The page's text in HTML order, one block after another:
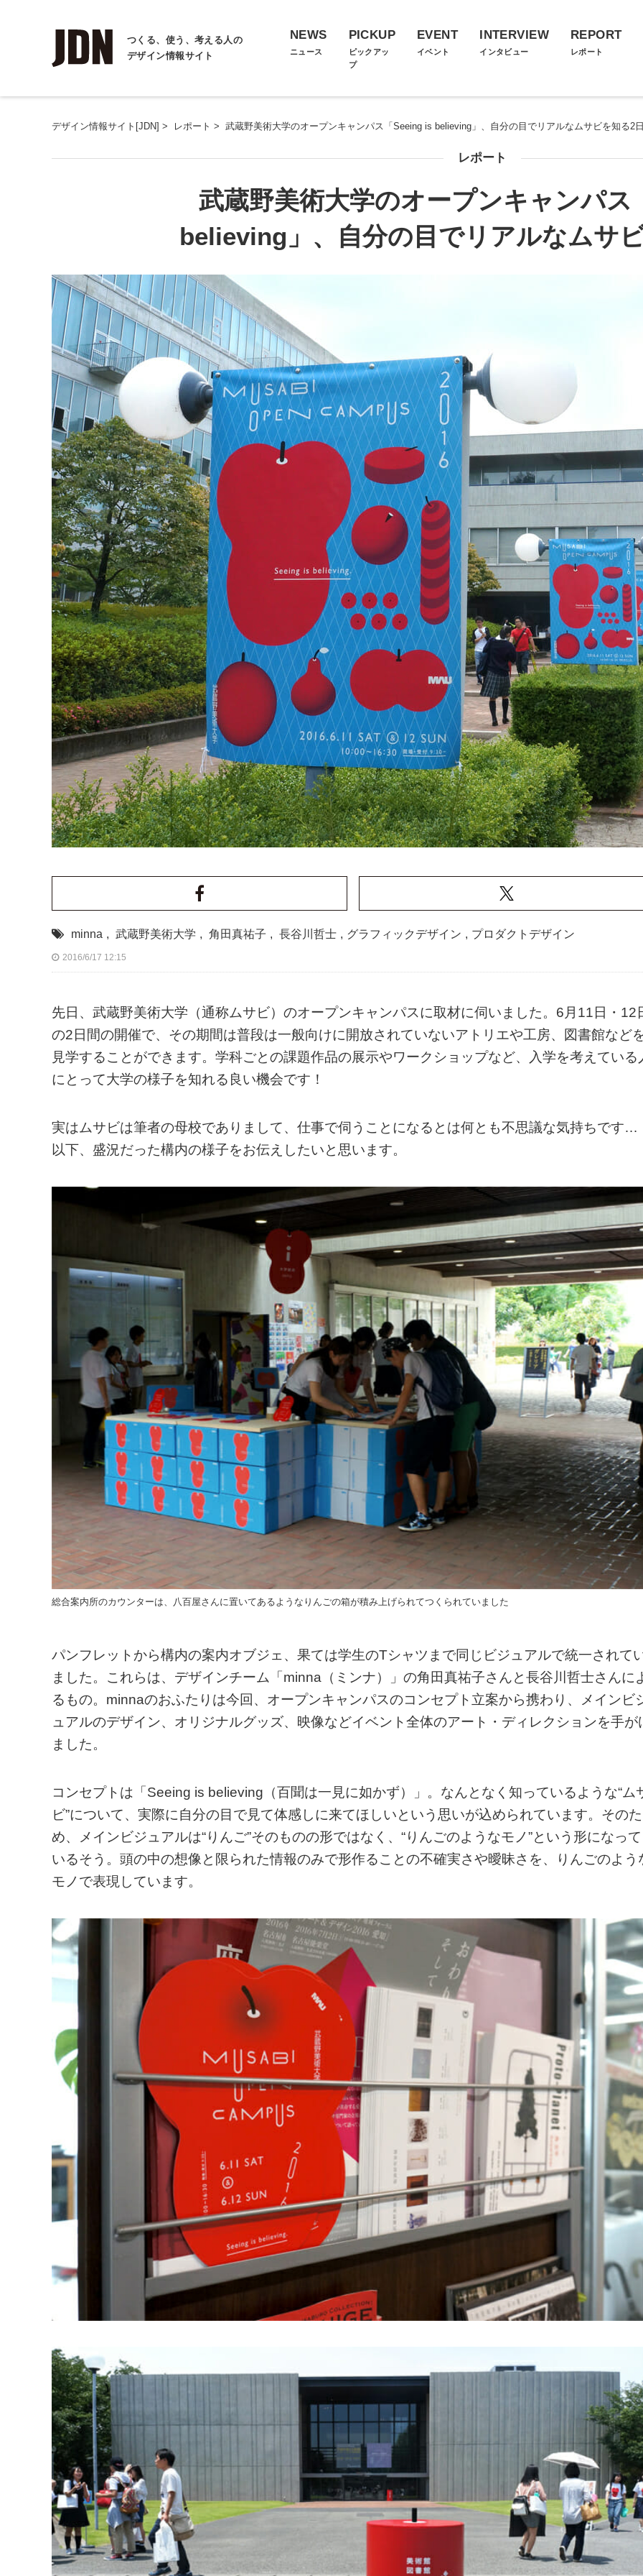
つくる、使う、考える人の
デザイン情報サイト
NEWS
ニュース
PICKUP
ピックアッ
プ
EVENT
イベント
INTERVIEW
インタビュー
REPORT
レポート
デザイン情報サイト[JDN] > レポート > 武蔵野美術大学のオープンキャンパス「Seeing is believing」、自分の目でリアルなムサビを知る2
レポート
武蔵野美術大学のオープンキャンパ
believing」、自分の目でリアルなムサ
minna , 武蔵野美術大学 , 角田真祐子 , 長谷川哲士 , グラフィックデザイン , プロダクトデザイン
2016/6/17 12:15
先日、武蔵野美術大学（通称ムサビ）のオープンキャンパスに取材に伺いました。6月11日・12
の2日間の開催で、その期間は普段は一般向けに開放されていないアトリエや工房、図書館など
見学することができます。学科ごとの課題作品の展示やワークショップなど、入学を考えている
にとって大学の様子を知れる良い機会です！
実はムサビは筆者の母校でありまして、仕事で伺うことになるとは何とも不思議な気持ちです…
以下、盛況だった構内の様子をお伝えしたいと思います。
総合案内所のカウンターは、八百屋さんに置いてあるようなりんごの箱が積み上げられてつくられていました
パンフレットから構内の案内オブジェ、果ては学生のTシャツまで同じビジュアルで統一されて
ました。これらは、デザインチーム「minna（ミンナ）」の角田真祐子さんと長谷川哲士さんに
るもの。minnaのおふたりは今回、オープンキャンパスのコンセプト立案から携わり、メインビ
ュアルのデザイン、オリジナルグッズ、映像などイベント全体のアート・ディレクションを手が
ました。
コンセプトは「Seeing is believing（百聞は一見に如かず）」。なんとなく知っているような“ム
ビ”について、実際に自分の目で見て体感しに来てほしいという思いが込められています。そのた
め、メインビジュアルは“りんご”そのものの形ではなく、“りんごのようなモノ”という形になって
いるそう。頭の中の想像と限られた情報のみで形作ることの不確実さや曖昧さを、りんごのよう
モノで表現しています。